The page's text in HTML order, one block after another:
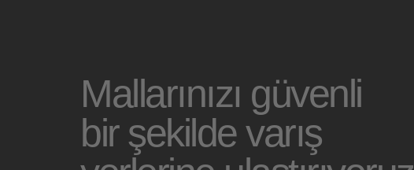
Mallarınızı güvenli
bir şekilde varış